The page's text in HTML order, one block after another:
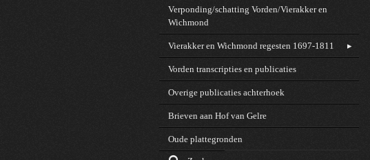
Verponding/schatting Vorden/Vierakker en
Wichmond
Vierakker en Wichmond regesten 1697-1811
Vorden transcripties en publicaties
Overige publicaties achterhoek
Brieven aan Hof van Gelre
Oude plattegronden